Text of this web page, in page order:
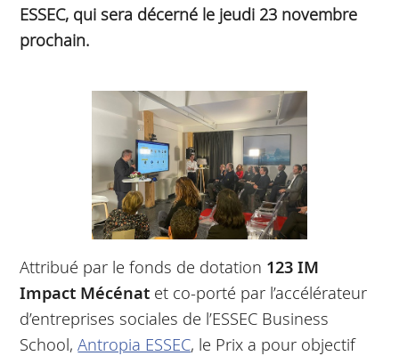
ESSEC, qui sera décerné le jeudi 23 novembre
prochain.
Attribué par le fonds de dotation 123 IM
Impact Mécénat et co-porté par l’accélérateur
d’entreprises sociales de l’ESSEC Business
School,Antropia ESSEC, le Prix a pour objectif